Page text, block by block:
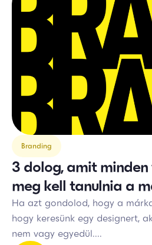
Branding
3 dolog, amit
meg kell tanulnia a
Ha azt gondolod, hogy a
hogy keresünk egy designert,
nem vagy egyedül....